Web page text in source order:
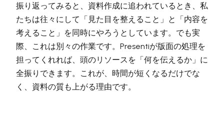
振り返ってみると、資料作成に追われているとき、私
たちは往々にして「見た目を整えること」と「内容を
考えること」を同時にやろうとしています。でも実
際、これは別々の作業です。Presentiが版面の処理を
担ってくれれば、頭のリソースを「何を伝えるか」に
全振りできます。これが、時間が短くなるだけでな
く、資料の質も上がる理由です。